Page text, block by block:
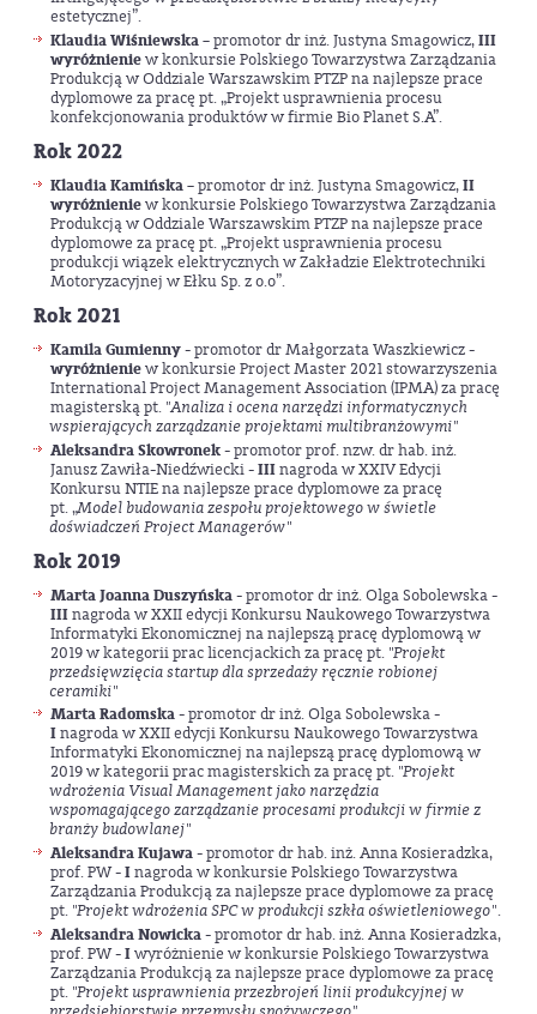
estetycznej”.
Klaudia Wiśniewska– promotor dr inż. Justyna Smagowicz,III
wyróżnieniew konkursie Polskiego Towarzystwa Zarządzania
Produkcją w Oddziale Warszawskim PTZP na najlepsze prace
dyplomowe za pracę pt. „Projekt usprawnienia procesu
konfekcjonowania produktów w firmie Bio Planet S.A”.
Rok 2022
Klaudia Kamińska– promotor dr inż. Justyna Smagowicz,II
wyróżnieniew konkursie Polskiego Towarzystwa Zarządzania
Produkcją w Oddziale Warszawskim PTZP na najlepsze prace
dyplomowe za pracę pt. „Projekt usprawnienia procesu
produkcji wiązek elektrycznych w Zakładzie Elektrotechniki
Motoryzacyjnej w Ełku Sp. z o.o”.
Rok 2021
Kamila Gumienny- promotor dr Małgorzata Waszkiewicz -
wyróżnieniew konkursie Project Master 2021 stowarzyszenia
International Project Management Association (IPMA) za pracę
magisterską pt. "Analiza i ocena narzędzi informatycznych
wspierających zarządzanie projektami multibranżowymi"
Aleksandra Skowronek-promotor prof. nzw. dr hab. inż.
Janusz Zawiła-Niedźwiecki -IIInagroda w XXIV Edycji
Konkursu NTIE na najlepsze prace dyplomowe za pracę
pt. „Model budowania zespołu projektowego w świetle
doświadczeń Project Managerów"
Rok 2019
Marta Joanna Duszyńska- promotor dr inż. Olga Sobolewska -
IIInagroda w XXII edycji Konkursu Naukowego Towarzystwa
Informatyki Ekonomicznej na najlepszą pracę dyplomową w
2019 w kategorii prac licencjackich za pracę pt. "Projekt
przedsięwzięcia startup dla sprzedaży ręcznie robionej
ceramiki"
Marta Radomska- promotor dr inż. Olga Sobolewska -
Inagroda w XXII edycji Konkursu Naukowego Towarzystwa
Informatyki Ekonomicznej na najlepszą pracę dyplomową w
2019 w kategorii prac magisterskich za pracę pt. "Projekt
wdrożenia Visual Management jako narzędzia
wspomagającego zarządzanie procesami produkcji w firmie z
branży budowlanej"
Aleksandra Kujawa- promotor dr hab. inż. Anna Kosieradzka,
prof. PW -Inagroda w konkursie Polskiego Towarzystwa
Zarządzania Produkcją za najlepsze prace dyplomowe za pracę
pt. "Projekt wdrożenia SPC w produkcji szkła oświetleniowego".
Aleksandra Nowicka- promotor dr hab. inż. Anna Kosieradzka,
prof. PW -Iwyróżnienie w konkursie Polskiego Towarzystwa
Zarządzania Produkcją za najlepsze prace dyplomowe za pracę
pt. "Projekt usprawnienia przezbrojeń linii produkcyjnej w